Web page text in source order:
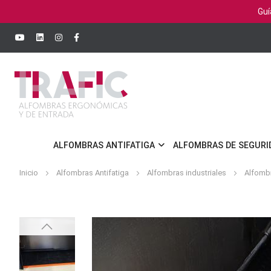
ALFOMBRAS ANTIFATIGA ALFOMBRAS DE
Inicio Alfombras Antifatiga Alfombras industriales
al
final
de